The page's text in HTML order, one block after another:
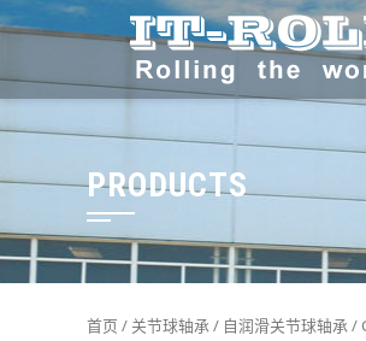
PRODUCTS
首页 / 关节球轴承/ 自润滑关节球轴承/